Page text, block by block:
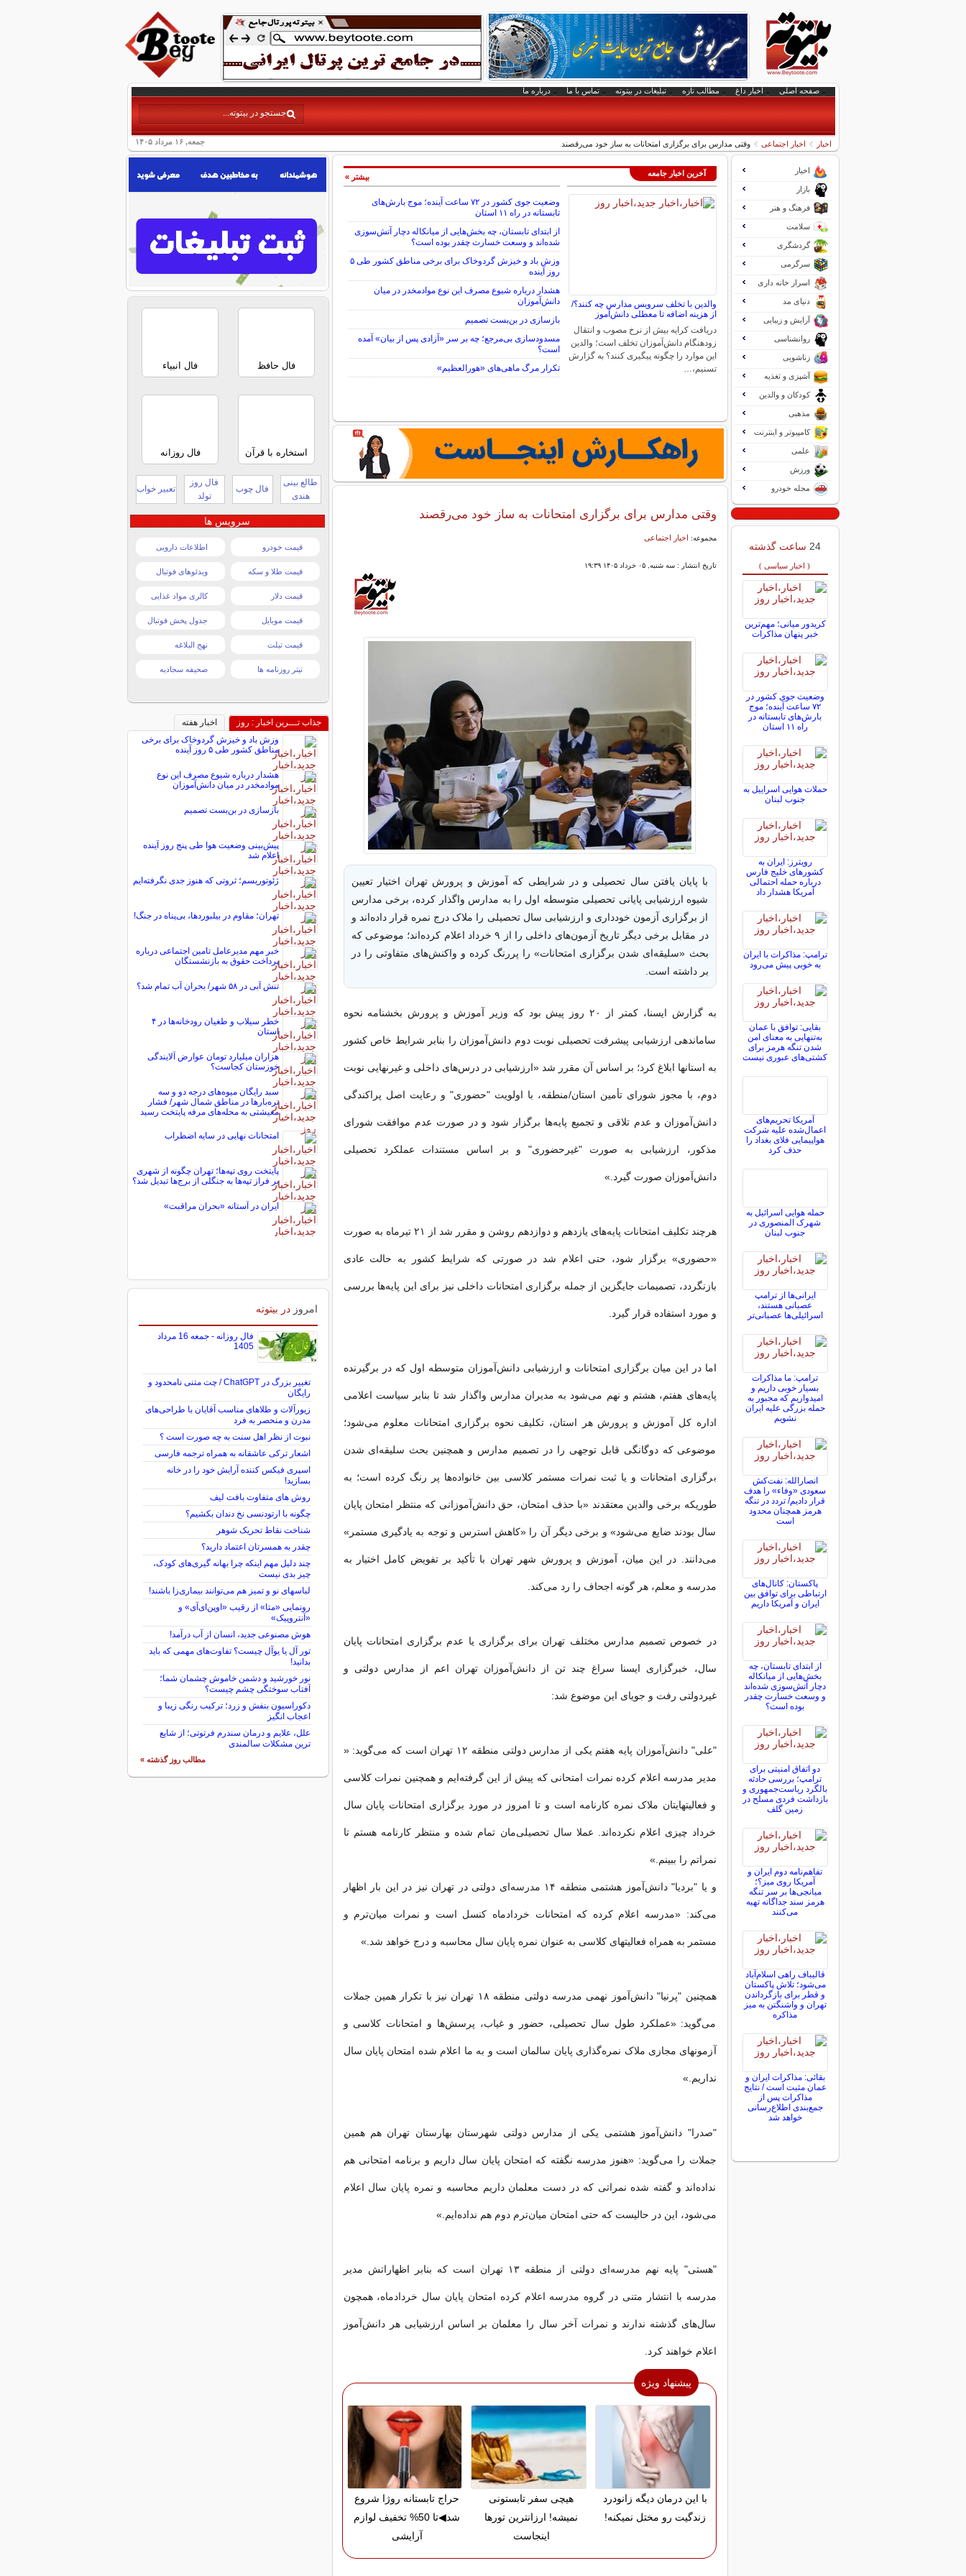
صفحه اصلی اخبار داغ مطالب تازه تبلیغات در بیتوته تماس با ما درباره ما
جمعه, ۱۶ مرداد ۱۴۰۵ اخبار اخبار اجتماعی وقتی مدارس برای برگزاری امتحانات به ساز خود می‌رقصند
آخرین اخبار جامعه
والدین با تخلف سرویس مدارس چه کنند؟/
از هزینه اضافه تا معطلی دانش‌آموز
دریافت کرایه بیش از نرخ مصوب و انتقال
زودهنگام دانش‌آموزان تخلف است؛ والدین
این موارد را چگونه پیگیری کنند؟ به گزارش
تسنیم،…
وضعیت جوی کشور در ۷۲ ساعت آینده؛ موج بارش‌های
تابستانه در راه ۱۱ استان
از ابتدای تابستان، چه بخش‌هایی از میانکاله دچار آتش‌سوزی
شده‌اند و وسعت خسارت چقدر بوده است؟
وزش باد و خیزش گردوخاک برای برخی مناطق کشور طی ۵
روز آینده
هشدار درباره شیوع مصرف این نوع موادمخدر در میان
دانش‌آموزان
بازسازی در بن‌بست تصمیم
مسدودسازی بی‌مرجع؛ چه بر سر «آزادی پس از بیان» آمده
است؟
تکرار مرگ ماهی‌های «هورالعظیم»
بیشتر »
وقتی مدارس برای برگزاری امتحانات به ساز خود می‌رقصند
مجموعه: اخبار اجتماعی
تاریخ انتشار : سه شنبه, ۰۵ خرداد ۱۴۰۵ ۱۹:۳۹
با پایان یافتن سال تحصیلی و در شرایطی که آموزش و پرورش تهران اختیار تعیین
شیوه ارزشیابی پایانی تحصیلی متوسطه اول را به مدارس واگذار کرده، برخی مدارس
از برگزاری آزمون خودداری و ارزشیابی سال تحصیلی را ملاک درج نمره قرار داده‌اند و
در مقابل برخی دیگر تاریخ آزمون‌های داخلی را از ۹ خرداد اعلام کرده‌اند؛ موضوعی که
بحث «سلیقه‌ای شدن برگزاری امتحانات» را پررنگ کرده و واکنش‌های متفاوتی را در
بر داشته است.
به گزارش ایسنا، کمتر از ۲۰ روز پیش بود که وزیر آموزش و پرورش بخشنامه نحوه
ساماندهی ارزشیابی پیشرفت تحصیلی نوبت دوم دانش‌آموزان را بنابر شرایط خاص کشور
به استانها ابلاغ کرد؛ بر اساس آن مقرر شد «ارزشیابی در درس‌های داخلی و غیرنهایی نوبت
دوم، با مجوز شورای تأمین استان/منطقه، با اولویت "حضوری" و رعایت اصل پراکندگی
دانش‌آموزان و عدم تلاقی و تجمیع پایه‌ها برگزار شود و در صورت عدم موافقت شورای
مذکور، ارزشیابی به صورت "غیرحضوری" و بر اساس مستندات عملکرد تحصیلی
دانش‌آموزان صورت گیرد.»
هرچند تکلیف امتحانات پایه‌های یازدهم و دوازدهم روشن و مقرر شد از ۲۱ تیرماه به صورت
«حضوری» برگزار شود، حتی اعلام شد در صورتی که شرایط کشور به حالت عادی
بازنگردد، تصمیمات جایگزین از جمله برگزاری امتحانات داخلی نیز برای این پایه‌ها بررسی
و مورد استفاده قرار گیرد.
اما در این میان برگزاری امتحانات و ارزشیابی دانش‌آموزان متوسطه اول که در برگیرنده
پایه‌های هفتم، هشتم و نهم می‌شود به مدیران مدارس واگذار شد تا بنابر سیاست اعلامی
اداره کل آموزش و پرورش هر استان، تکلیف‌ نحوه برگزاری امتحانات معلوم می‌شود؛
موضوعی که دوگانگی قابل توجهی را در تصمیم مدارس و همچنین بحث سلیقه‌ای شدن
برگزاری امتحانات و یا ثبت نمرات مستمر کلاسی بین خانواده‌ها پر رنگ کرده است؛ به
طوریکه برخی والدین معتقدند «با حذف امتحان، حق دانش‌آموزانی که منتظر امتحان پایان
سال بودند ضایع می‌شود» و برخی دیگر آن را «کاهش استرس و توجه به یادگیری مستمر»
می‌دانند. در این میان، آموزش و پرورش شهر تهران با تأکید بر تفویض کامل اختیار به
مدرسه و معلم، هر گونه اجحاف را رد می‌کند.
در خصوص تصمیم مدارس مختلف تهران برای برگزاری یا عدم برگزاری امتحانات پایان
سال، خبرگزاری ایسنا سراغ چند تن از دانش‌آموزان تهران اعم از مدارس دولتی و
غیردولتی رفت و جویای این موضوع شد:
"علی" دانش‌آموزان پایه هفتم یکی از مدارس دولتی منطقه ۱۲ تهران است که می‌گوید: «
مدیر مدرسه اعلام کرده نمرات امتحانی که پیش از این گرفته‌ایم و همچنین نمرات کلاسی
و فعالیتهایتان ملاک نمره کارنامه‌ است و تا امروز در مورد برگزاری امتحانات پایان سال
خرداد چیزی اعلام نکرده‌اند. عملا سال تحصیلی‌مان تمام شده و منتظر کارنامه هستم تا
نمراتم را ببینم.»
و یا "بردیا" دانش‌آموز هشتمی منطقه ۱۴ مدرسه‌ای دولتی در تهران نیز در این بار اظهار
می‌کند: «مدرسه اعلام کرده که امتحانات خردادماه کنسل است و نمرات میان‌ترم و
مستمر به همراه فعالیتهای کلاسی به عنوان نمره پایان سال محاسبه و درج خواهد شد.»
همچنین "پرنیا" دانش‌آموز نهمی مدرسه دولتی منطقه ۱۸ تهران نیز با تکرار همین جملات
می‌گوید: «عملکرد طول سال تحصیلی، حضور و غیاب، پرسش‌ها و امتحانات کلاسی و
آزمونهای مجازی ملاک نمره‌گذاری پایان سالمان است و به ما اعلام شده امتحان پایان سال
نداریم.»
"صدرا" دانش‌آموز هشتمی یکی از مدارس دولتی شهرستان بهارستان تهران هم همین‌
جملات را می‌گوید: «هنوز مدرسه نگفته که امتحان پایان سال داریم و برنامه امتحانی هم
نداده‌اند و گفته شده نمراتی که در دست معلمان داریم محاسبه و نمره پایان سال اعلام
می‌شود، این در حالیست که حتی امتحان میان‌ترم دوم هم نداده‌ایم.»
"هستی" پایه نهم مدرسه‌ای دولتی از منطقه ۱۳ تهران است که بنابر اظهاراتش مدیر
مدرسه با انتشار متنی در گروه مدرسه اعلام کرده امتحان پایان سال خردادماه، همچون
سال‌های گذشته ندارند و نمرات آخر سال را معلمان بر اساس ارزشیابی هر دانش‌آموز
اعلام خواهند کرد.
پیشنهاد ویژه
با این درمان دیگه زانودرد
زندگیت رو مختل نمیکنه!
هیچی سفر تابستونی
نمیشه! ارزانترین تورها
اینجاست
حراج تابستانه روژا شروع
شد◀تا 50% تخفیف لوازم
آرایشی
اخبار
بازار
فرهنگ و هنر
سلامت
گردشگری
سرگرمی
اسرار خانه داری
دنیای مد
آرایش و زیبایی
روانشناسی
زناشویی
آشپزی و تغذیه
کودکان و والدین
مذهبی
کامپیوتر و اینترنت
علمی
ورزش
مجله خودرو
24 ساعت گذشته
( اخبار سیاسی )
کریدور میانی؛ مهم‌ترین
خبر پنهان مذاکرات
وضعیت جوی کشور در
۷۲ ساعت آینده؛ موج
بارش‌های تابستانه در
راه ۱۱ استان
حملات هوایی اسراییل به
جنوب لبنان
رویترز: ایران به
کشورهای خلیج فارس
درباره حمله احتمالی
آمریکا هشدار داد
ترامپ: مذاکرات با ایران
به خوبی پیش می‌رود
بقایی: توافق با عمان
به‌تنهایی به معنای امن
شدن تنگه هرمز برای
کشتی‌های عبوری نیست
آمریکا تحریم‌های
اعمال‌شده علیه شرکت
هواپیمایی فلای بغداد را
حذف کرد
حمله هوایی اسرائیل به
شهرک المنصوری در
جنوب لبنان
ایرانی‌ها از ترامپ
عصبانی هستند،
اسرائیلی‌ها عصبانی‌تر
ترامپ: ما مذاکرات
بسیار خوبی داریم و
امیدواریم که مجبور به
حمله بزرگی علیه ایران
نشویم
انصارالله: نفت‌کش
سعودی «وفاء» را هدف
قرار دادیم/ تردد در تنگه
هرمز همچنان محدود
است
پاکستان: کانال‌های
ارتباطی برای توافق بین
ایران و آمریکا داریم
از ابتدای تابستان، چه
بخش‌هایی از میانکاله
دچار آتش‌سوزی شده‌اند
و وسعت خسارت چقدر
بوده است؟
دو اتفاق امنیتی برای
ترامپ؛ بررسی حادثه
بالگرد ریاست‌جمهوری و
بازداشت فردی مسلح در
زمین گلف
تفاهم‌نامه دوم ایران و
آمریکا روی میز؟؛
میانجی‌ها بر سر تنگه
هرمز سند جداگانه تهیه
می‌کنند
قالیباف راهی اسلام‌آباد
می‌شود؛ تلاش پاکستان
و قطر برای بازگرداندن
تهران و واشنگتن به میز
مذاکره
بقائی: مذاکرات ایران و
عمان مثبت است / نتایج
مذاکرات پس از
جمع‌بندی اطلاع‌رسانی
خواهد شد
فال حافظ فال انبیاء
استخاره با قرآن فال روزانه
طالع بینی
هندی
فال چوب
فال روز
تولد
تعبیر خواب
سرویس ها
قیمت خودرو اطلاعات دارویی
قیمت طلا و سکه ویدئوهای فوتبال
قیمت دلار کالری مواد غذایی
قیمت موبایل جدول پخش فوتبال
قیمت تبلت نهج البلاغه
تیتر روزنامه ها صحیفه سجادیه
جذاب تـــرین اخبار : روز
اخبار هفته
وزش باد و خیزش گردوخاک برای برخی
مناطق کشور طی ۵ روز آینده
هشدار درباره شیوع مصرف این نوع
موادمخدر در میان دانش‌آموزان
بازسازی در بن‌بست تصمیم
پیش‌بینی وضعیت هوا طی پنج روز آینده
اعلام شد
ژئوتوریسم؛ ثروتی که هنوز جدی نگرفته‌ایم
تهران؛ مقاوم در بیلبوردها، بی‌پناه در جنگ!
خبر مهم مدیرعامل تامین اجتماعی درباره
پرداخت حقوق به بازنشستگان
تنش آبی در ۵۸ شهر/ بحران آب تمام شد؟
خطر سیلاب و طغیان رودخانه‌ها در ۴
استان
هزاران میلیارد تومان عوارض آلایندگی
خوزستان کجاست؟
سبد رایگان میوه‌های درجه دو و سه
تره‌بارها در مناطق شمال شهر/ فشار
معیشتی به محله‌های مرفه پایتخت رسید
امتحانات نهایی در سایه اضطراب
پایتخت روی تپه‌ها؛ تهران چگونه از شهری
بر فراز تپه‌ها به جنگلی از برج‌ها تبدیل شد؟
ایران در آستانه «بحران مراقبت»
امروز در بیتوته
فال روزانه - جمعه 16 مرداد
1405
تغییر بزرگ در ChatGPT / چت متنی نامحدود و
رایگان
زیورآلات و طلاهای مناسب آقایان با طراحی‌های
مدرن و منحصر به فرد
نبوت از نظر اهل سنت به چه صورت است ؟
اشعار ترکی عاشقانه به همراه ترجمه فارسی
اسپری فیکس کننده آرایش خود را در خانه
بسازید!
روش های متفاوت بافت لیف
چگونه با ارتودنسی نخ دندان بکشیم؟
شناخت نقاط تحریک شوهر
چقدر به همسرتان اعتماد دارید؟
چند دلیل مهم اینکه چرا بهانه گیری‌های کودک،
چیز بدی نیست
لباس‎های نو و تمیز هم می‌توانند بیماری‌زا باشند!
رونمایی «متا» از رقیب «اوپن‌ای‌آی» و
«آنتروپیک»
هوش مصنوعی جدید، انسان از آب درآمد!
تور آل یا یوآل چیست؟ تفاوت‌های مهمی که باید
بدانید!
نور خورشید و دشمن خاموش چشمان شما؛
آفتاب سوختگی چشم چیست؟
دکوراسیون بنفش و زرد؛ ترکیب رنگی زیبا و
اعجاب انگیز
علل، علایم و درمان سندرم فرتوتی؛ از شایع
ترین مشکلات سالمندی
مطالب روز گذشته »